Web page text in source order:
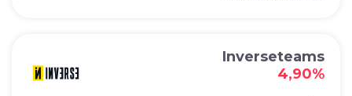
Inverseteams
4,90%